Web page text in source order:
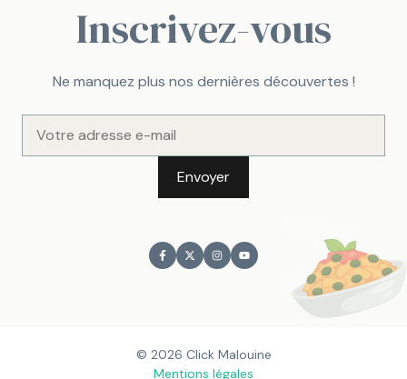
Inscrivez-vous
Ne manquez plus nos dernières découvertes !
© 2026 Click Malouine
Mentions légales